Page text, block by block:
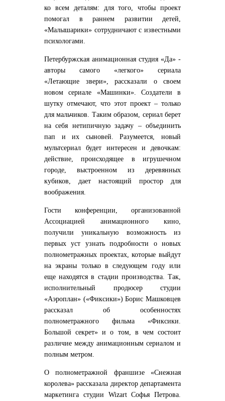
ко всем деталям: для того, чтобы проект
помогал в раннем развитии детей,
«Малышарики» сотрудничают с известными
психологами.
Петербуржская анимационная студия «Да» -
авторы самого «легкого» сериала
«Летающие звери», рассказали о своем
новом сериале «Машинки». Создатели в
шутку отмечают, что этот проект – только
для мальчиков. Таким образом, сериал берет
на себя нетипичную задачу – объединить
пап и их сыновей. Разумеется, новый
мультсериал будет интересен и девочкам:
действие, происходящее в игрушечном
городе, выстроенном из деревянных
кубиков, дает настоящий простор для
воображения.
Гости конференции, организованной
Ассоциацией анимационного кино,
получили уникальную возможность из
первых уст узнать подробности о новых
полнометражных проектах, которые выйдут
на экраны только в следующем году или
еще находятся в стадии производства. Так,
исполнительный продюсер студии
«Аэроплан» («Фиксики») Борис Машковцев
рассказал об особенностях
полнометражного фильма «Фиксики.
Большой секрет» и о том, в чем состоит
различие между анимационным сериалом и
полным метром.
О полнометражной франшизе «Снежная
королева» рассказала директор департамента
маркетинга студии Wizart Софья Петрова.